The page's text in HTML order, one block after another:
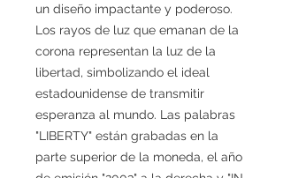
un diseño impactante y poderoso.
Los rayos de luz que emanan de la
corona representan la luz de la
libertad, simbolizando el ideal
estadounidense de transmitir
esperanza al mundo. Las palabras
"LIBERTY" están grabadas en la
parte superior de la moneda, el año